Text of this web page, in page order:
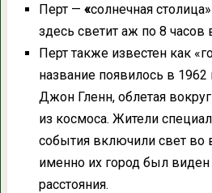
Перт — «солнечная
здесь светит аж по 8 часов
Перт также известен как
название появилось в 1962
Джон Гленн, облетая
из космоса. Жители
события включили свет во
именно их город был виден
расстояния.